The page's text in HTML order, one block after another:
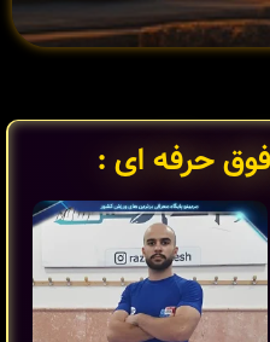
حرفه ای :